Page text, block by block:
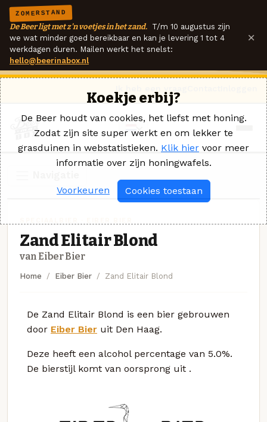
ZOMERSTAND
De Beer ligt met z'n voetjes in het zand. T/m 10 augustus zijn
we wat minder goed bereikbaar en kan je levering 1 tot 4
werkdagen duren. Mailen werkt het snelst:
hello@beerinabox.nl
×
Zand Elitair Blond
van Eiber Bier
Home Eiber Bier Zand Elitair Blond
De Zand Elitair Blond is een bier gebrouwen
door Eiber Bier uit Den Haag.
Deze heeft een alcohol percentage van 5.0%.
De bierstijl komt van oorsprong uit .
Koekje erbij?
De Beer houdt van cookies, het liefst met honing.
Zodat zijn site super werkt en om lekker te
grasduinen in webstatistieken. Klik hier voor meer
informatie over zijn honingwafels.
Voorkeuren Cookies toestaan